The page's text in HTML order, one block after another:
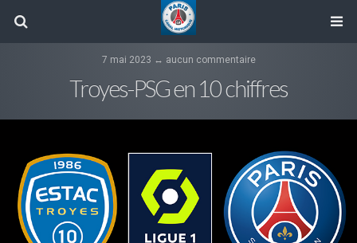
7 mai 2023 ↔ aucun commentaire
Troyes-PSG en 10 chiffres